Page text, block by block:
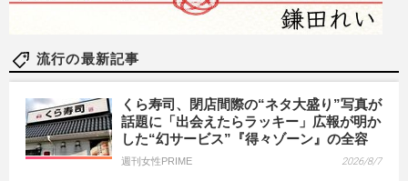
流行の最新記事
くら寿司、閉店間際の“ネタ大盛り”写真が
話題に「出会えたらラッキー」広報が明か
した“幻サービス”『得々ゾーン』の全容
週刊女性PRIME 2026/8/7